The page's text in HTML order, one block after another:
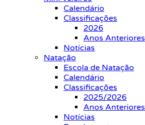
Calendário
Classificações
2026
Anos Anteriores
Notícias
Natação
Escola de Natação
Calendário
Classificações
2025/2026
Anos Anteriores
Notícias